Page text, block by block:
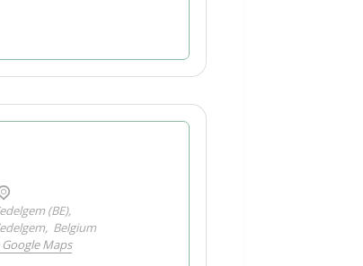
(BE),
, Belgium
Google Maps